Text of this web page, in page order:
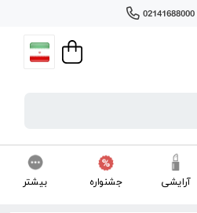
آرایشی جشنواره بیشتر